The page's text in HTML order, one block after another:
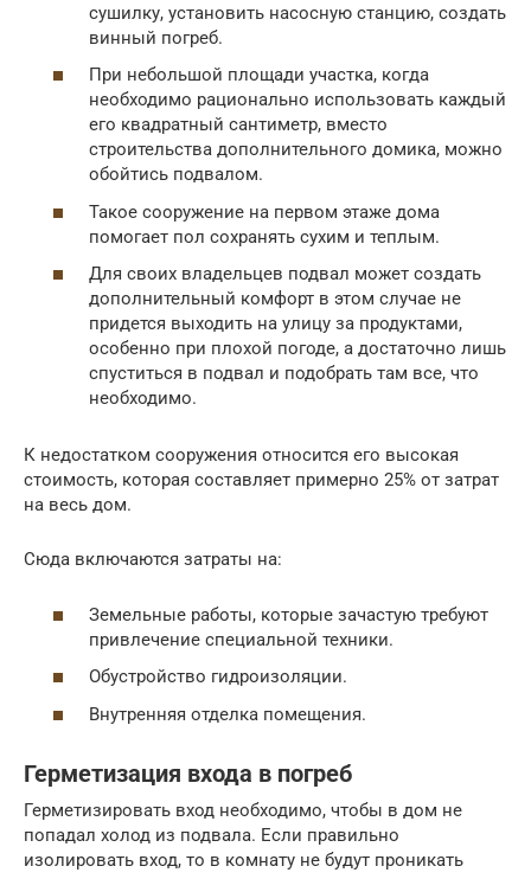
сушилку, установить насосную станцию, создать
винный погреб.
При небольшой площади участка, когда
необходимо рационально использовать каждый
его квадратный сантиметр, вместо
строительства дополнительного домика, можно
обойтись подвалом.
Такое сооружение на первом этаже дома
помогает пол сохранять сухим и теплым.
Для своих владельцев подвал может создать
дополнительный комфорт в этом случае не
придется выходить на улицу за продуктами,
особенно при плохой погоде, а достаточно лишь
спуститься в подвал и подобрать там все, что
необходимо.
К недостатком сооружения относится его высокая
стоимость, которая составляет примерно 25% от затрат
на весь дом.
Сюда включаются затраты на:
Земельные работы, которые зачастую требуют
привлечение специальной техники.
Обустройство гидроизоляции.
Внутренняя отделка помещения.
Герметизация входа в погреб
Герметизировать вход необходимо, чтобы в дом не
попадал холод из подвала. Если правильно
изолировать вход, то в комнату не будут проникать